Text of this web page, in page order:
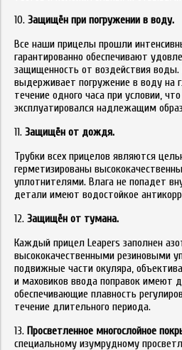
10. Защищён при погружении в воду.
Все наши прицелы прошли
гарантированно обеспечивают
защищенность от воздействия
выдерживает погружение в воду на
течение одного часа при условии,
эксплуатировался надлежащим
11. Защищён от дождя.
Трубки всех прицелов являются
герметизированы
уплотнителями. Влага не попадет
детали имеют водостойкое
12. Защищён от тумана.
Каждый прицел Leapers заполнен
высококачественными резиновыми
подвижные части окуляра,
и маховиков ввода поправок имеют
обеспечивающие плавность
течение длительного периода.
13. Просветленное многослойное
специальному изумрудному